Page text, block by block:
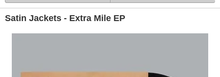
Satin Jackets - Extra Mile EP